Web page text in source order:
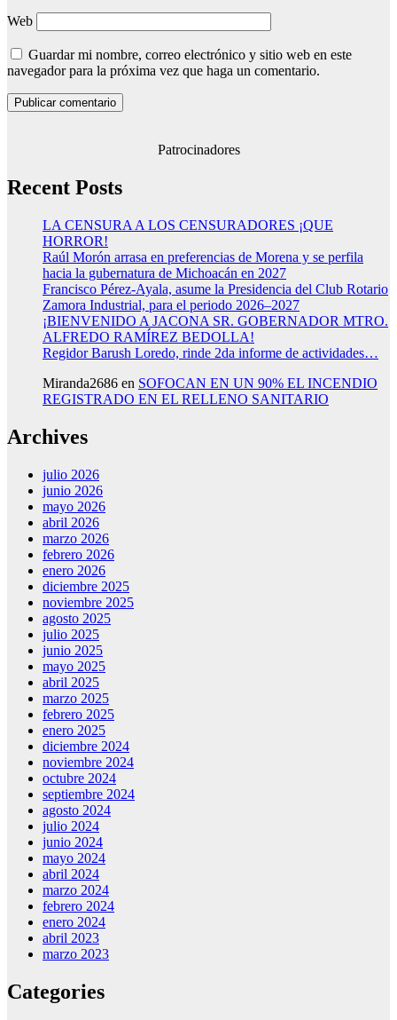
Web
Guardar mi nombre, correo electrónico y sitio web en este
navegador para la próxima vez que haga un comentario.
Patrocinadores
Recent Posts
LA CENSURA A LOS CENSURADORES ¡QUE
HORROR!
Raúl Morón arrasa en preferencias de Morena y se perfila
hacia la gubernatura de Michoacán en 2027
Francisco Pérez-Ayala, asume la Presidencia del Club Rotario
Zamora Industrial, para el periodo 2026–2027
¡BIENVENIDO A JACONA SR. GOBERNADOR MTRO.
ALFREDO RAMÍREZ BEDOLLA!
Regidor Barush Loredo, rinde 2da informe de actividades…
Miranda2686 en SOFOCAN EN UN 90% EL INCENDIO
REGISTRADO EN EL RELLENO SANITARIO
Archives
julio 2026
junio 2026
mayo 2026
abril 2026
marzo 2026
febrero 2026
enero 2026
diciembre 2025
noviembre 2025
agosto 2025
julio 2025
junio 2025
mayo 2025
abril 2025
marzo 2025
febrero 2025
enero 2025
diciembre 2024
noviembre 2024
octubre 2024
septiembre 2024
agosto 2024
julio 2024
junio 2024
mayo 2024
abril 2024
marzo 2024
febrero 2024
enero 2024
abril 2023
marzo 2023
Categories